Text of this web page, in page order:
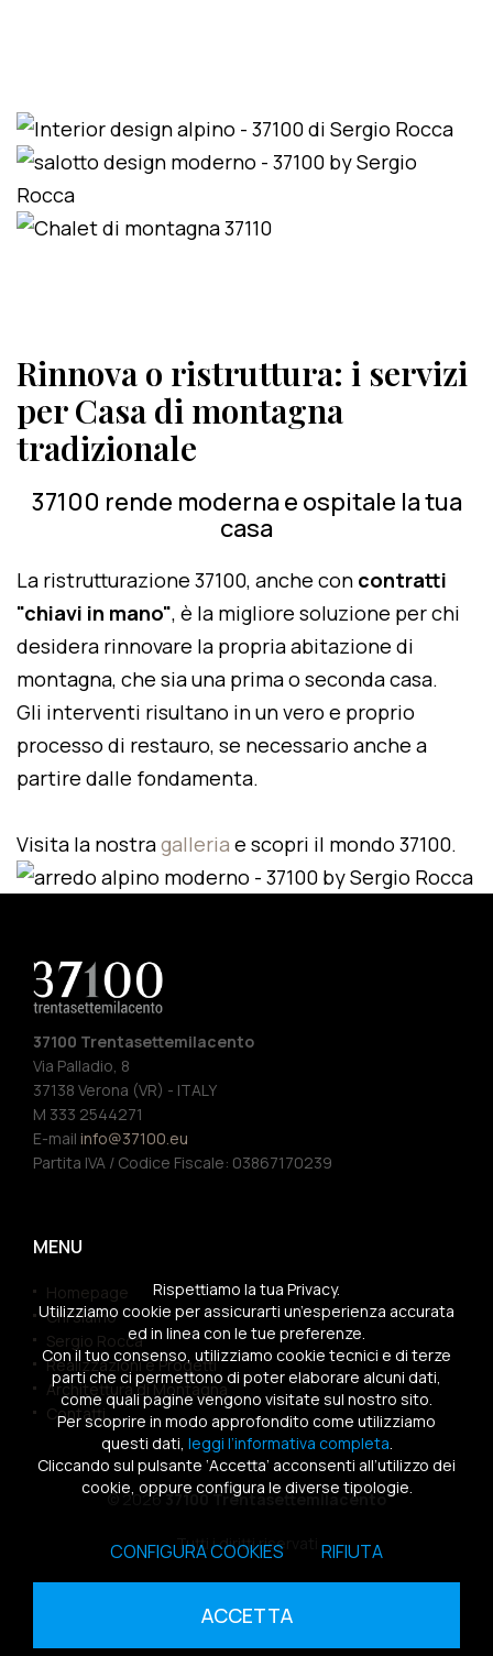
Rinnova o ristruttura: i servizi
per Casa di montagna
tradizionale
37100 rende moderna e ospitale la tua
casa
La ristrutturazione 37100, anche con contratti
"chiavi in mano", è la migliore soluzione per chi
desidera rinnovare la propria abitazione di
montagna, che sia una prima o seconda casa.
Gli interventi risultano in un vero e proprio
processo di restauro, se necessario anche a
partire dalle fondamenta.
Visita la nostragalleria e scopri il mondo 37100.
37100 Trentasettemilacento
Via Palladio, 8
37138 Verona (VR) - ITALY
M 333 2544271
E-mail info@37100.eu
Partita IVA / Codice Fiscale: 03867170239
MENU
Homepage
Chi siamo
Sergio Rocca
Realizzazioni e Progetti
Architettura di Montagna
Contatti
© 202637100 Trentasettemilacento
Tutti i diritti riservati
Sitemap|Privacy Policy|Cookies Policy
Rispettiamo la tua Privacy.
Utilizziamo cookie per assicurarti un’esperienza accurata
ed in linea con le tue preferenze.
Con il tuo consenso, utilizziamo cookie tecnici e di terze
parti che ci permettono di poter elaborare alcuni dati,
come quali pagine vengono visitate sul nostro sito.
Per scoprire in modo approfondito come utilizziamo
questi dati, leggi l’informativa completa.
Cliccando sul pulsante ‘Accetta’ acconsenti all’utilizzo dei
cookie, oppure configura le diverse tipologie.
CONFIGURA COOKIES RIFIUTA
ACCETTA